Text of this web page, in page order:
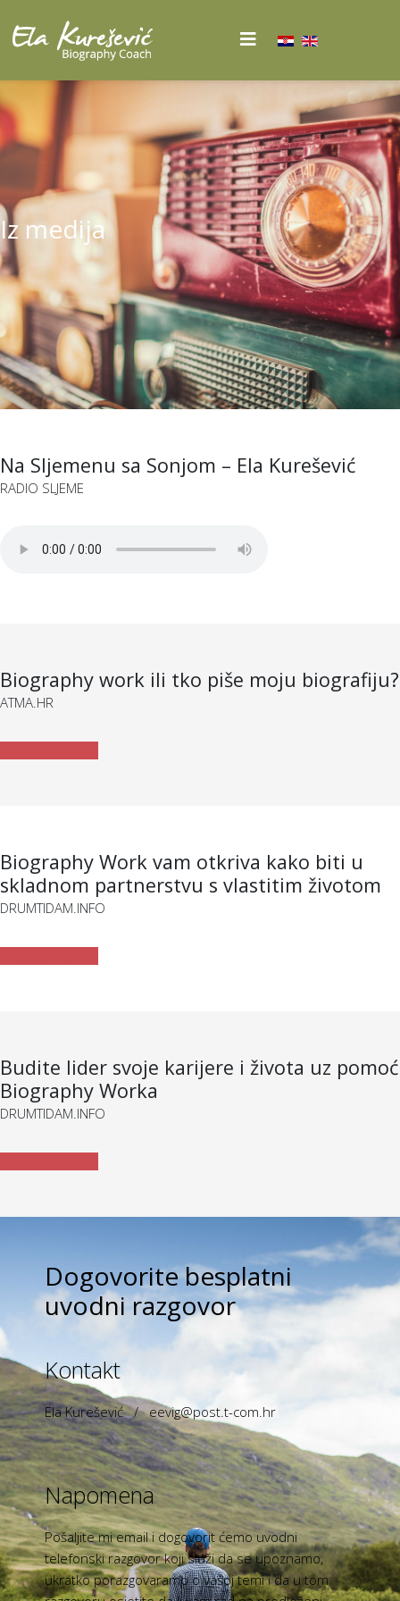
Iz medija
Na Sljemenu sa Sonjom – Ela Kurešević
RADIO SLJEME
Biography work ili tko piše moju biografiju?
ATMA.HR
Biography Work vam otkriva kako biti u
skladnom partnerstvu s vlastitim životom
DRUMTIDAM.INFO
Budite lider svoje karijere i života uz pomoć
Biography Worka
DRUMTIDAM.INFO
Dogovorite besplatni
uvodni razgovor
Kontakt
Ela Kurešević /eevig@post.t-com.hr
Napomena
Pošaljite mi email i dogovorit ćemo uvodni
telefonski razgovor koji služi da se upoznamo,
ukratko porazgovaramo o vašoj temi i da u tom